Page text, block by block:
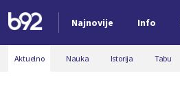
Najnovije Info
Nova vest
Aktuelno Nauka Istorija Tabu